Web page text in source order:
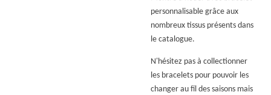
personnalisable grâce aux
nombreux tissus présents dans
le catalogue.
N'hésitez pas à collectionner
les bracelets pour pouvoir les
changer au fil des saisons mais